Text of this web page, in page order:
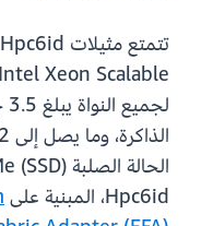
Hpc6id، المبنية على